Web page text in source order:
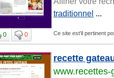
traditionnel ...
0 0 Ce site est'il pertinent
recette
www.recettes-